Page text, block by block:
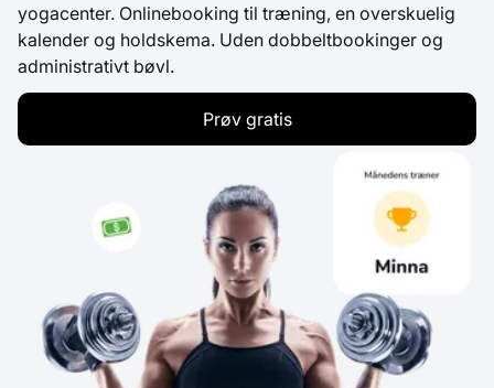
yogacenter. Onlinebooking til træning, en overskuelig
kalender og holdskema. Uden dobbeltbookinger og
administrativt bøvl.
Prøv gratis